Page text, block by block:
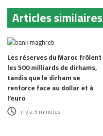
Articles similaires
Les réserves du Maroc frôlent
les 500 milliards de dirhams,
tandis que le dirham se
renforce face au dollar et à
l’euro
il y a 3 minutes